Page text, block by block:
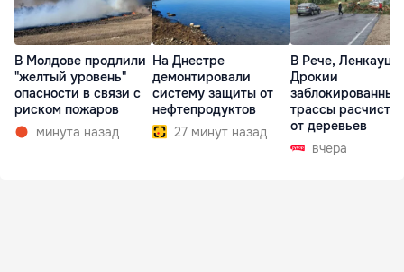
В Молдове продлили
"желтый уровень"
опасности в связи с
риском пожаров
минута назад
На Днестре
демонтировали
систему защиты от
нефтепродуктов
27 минут назад
В Рече,
Дрокии
заблокированные
трассы
от деревьев
вчера